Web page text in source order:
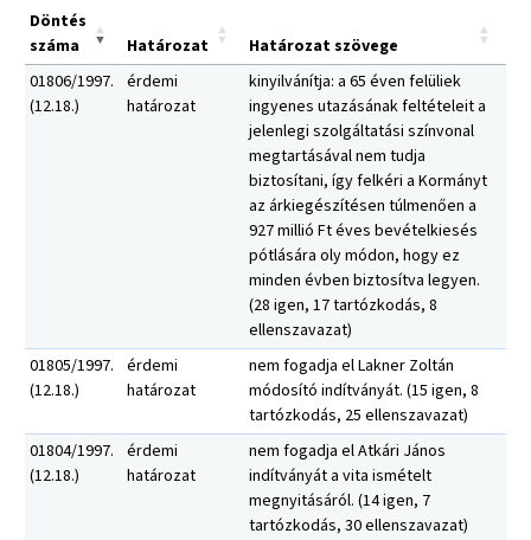
Döntés
száma
Határozat
Határozat szövege
01806/1997.
(12.18.)
érdemi
határozat
kinyilvánítja: a 65 éven felüliek
ingyenes utazásának feltételeit a
jelenlegi szolgáltatási színvonal
megtartásával nem tudja
biztosítani, így felkéri a Kormányt
az árkiegészítésen túlmenően a
927 millió Ft éves bevételkiesés
pótlására oly módon, hogy ez
minden évben biztosítva legyen.
(28 igen, 17 tartózkodás, 8
ellenszavazat)
01805/1997.
(12.18.)
érdemi
határozat
nem fogadja el Lakner Zoltán
módosító indítványát. (15 igen, 8
tartózkodás, 25 ellenszavazat)
01804/1997.
(12.18.)
érdemi
határozat
nem fogadja el Atkári János
indítványát a vita ismételt
megnyitásáról. (14 igen, 7
tartózkodás, 30 ellenszavazat)